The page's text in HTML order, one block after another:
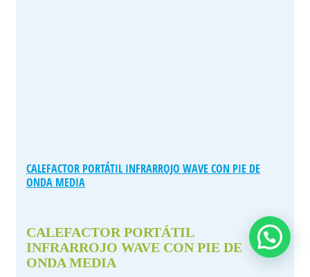
CALEFACTOR PORTÁTIL INFRARROJO WAVE CON PIE DE
ONDA MEDIA
CALEFACTOR PORTÁTIL
INFRARROJO WAVE CON PIE DE
ONDA MEDIA